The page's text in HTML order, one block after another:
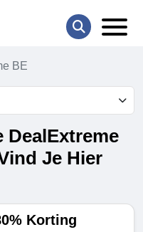
BE
DealExtreme
Je Hier
Korting